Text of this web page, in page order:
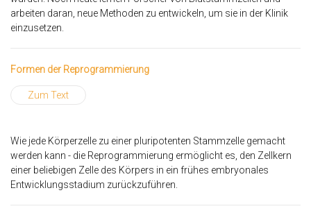
arbeiten daran, neue Methoden zu entwickeln, um sie in der Klinik
einzusetzen.
Formen der Reprogrammierung
Zum Text
Wie jede Körperzelle zu einer pluripotenten Stammzelle gemacht
werden kann - die Reprogrammierung ermöglicht es, den Zellkern
einer beliebigen Zelle des Körpers in ein frühes embryonales
Entwicklungsstadium zurückzuführen.